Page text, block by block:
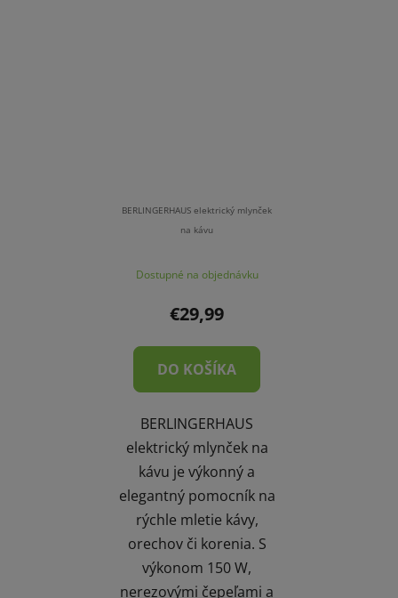
BERLINGERHAUS elektrický mlynček
na kávu
Dostupné na objednávku
€29,99
DO KOŠÍKA
BERLINGERHAUS
elektrický mlynček na
kávu je výkonný a
elegantný pomocník na
rýchle mletie kávy,
orechov či korenia. S
výkonom 150 W,
nerezovými čepeľami a